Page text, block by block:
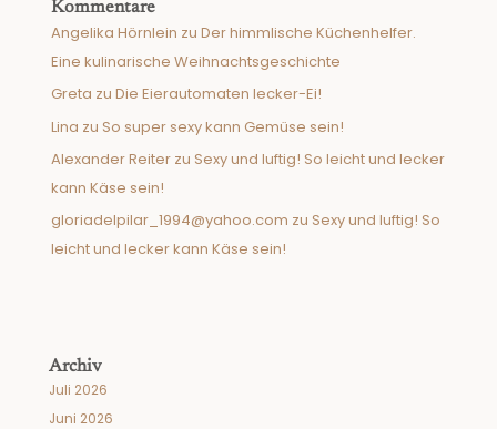
Kommentare
Angelika Hörnlein zu Der himmlische Küchenhelfer.
Eine kulinarische Weihnachtsgeschichte
Greta zu Die Eierautomaten lecker-Ei!
Lina zu So super sexy kann Gemüse sein!
Alexander Reiter zu Sexy und luftig! So leicht und lecker
kann Käse sein!
gloriadelpilar_1994@yahoo.com zu Sexy und luftig! So
leicht und lecker kann Käse sein!
Archiv
Juli 2026
Juni 2026